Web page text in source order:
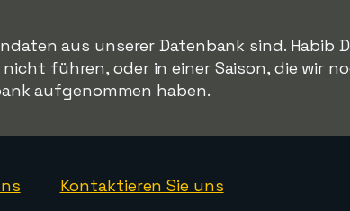
aus unserer Datenbank sind. Habib
führen, oder in einer Saison, die wir
aufgenommen haben.
Kontaktieren Sie uns